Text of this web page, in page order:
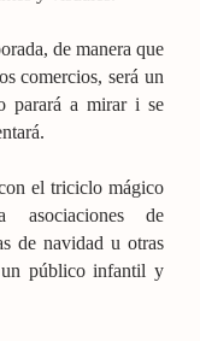
de manera que
comercios, será un
parará a mirar i se
el triciclo mágico
asociaciones de
de navidad u otras
un público infantil y